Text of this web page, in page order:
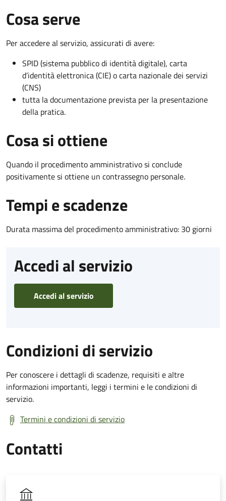
Cosa serve
Per accedere al servizio, assicurati di avere:
SPID (sistema pubblico di identità digitale), carta
d’identità elettronica (CIE) o carta nazionale dei servizi
(CNS)
tutta la documentazione prevista per la presentazione
della pratica.
Cosa si ottiene
Quando il procedimento amministrativo si conclude
positivamente si ottiene un contrassegno personale.
Tempi e scadenze
Durata massima del procedimento amministrativo: 30 giorni
Accedi al servizio
Accedi al servizio
Condizioni di servizio
Per conoscere i dettagli di scadenze, requisiti e altre
informazioni importanti, leggi i termini e le condizioni di
servizio.
Termini e condizioni di servizio
Contatti